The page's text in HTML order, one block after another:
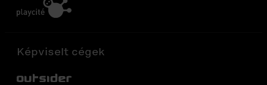
Képviselt cégek
Out-Sider